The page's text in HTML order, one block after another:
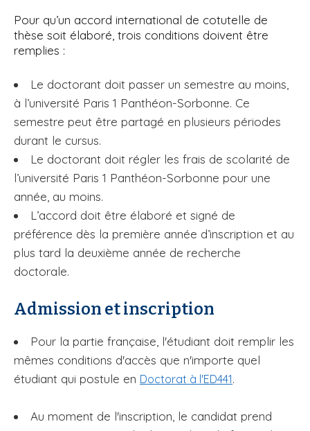
Pour qu’un accord international de cotutelle de
thèse soit élaboré, trois conditions doivent être
remplies :
Le doctorant doit passer un semestre au moins,
à l’université Paris 1 Panthéon-Sorbonne. Ce
semestre peut être partagé en plusieurs périodes
durant le cursus.
Le doctorant doit régler les frais de scolarité de
l’université Paris 1 Panthéon-Sorbonne pour une
année, au moins.
L’accord doit être élaboré et signé de
préférence dès la première année d’inscription et au
plus tard la deuxième année de recherche
doctorale.
Admission et inscription
Pour la partie française, l'étudiant doit remplir les
mêmes conditions d'accès que n'importe quel
étudiant qui postule en Doctorat à l'ED441.
Au moment de l'inscription, le candidat prend